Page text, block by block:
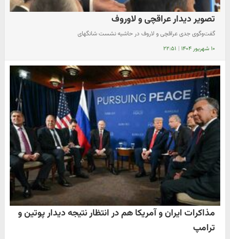
تصویر دیدار عراقچی و لاوروف
گفت‌وگوی جدی عراقچی و لاروف در حاشیه نشست شانگهای
۱۰ شهریور ۱۴۰۴ | ۲۲:۵۱
مذاکرات ایران و آمریکا هم در انتظار نتیجه دیدار پوتین و
ترامپ